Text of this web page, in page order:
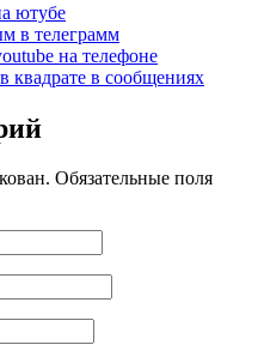
ютубе
в телеграмм
на телефоне
квадрате в сообщениях
Обязательные поля